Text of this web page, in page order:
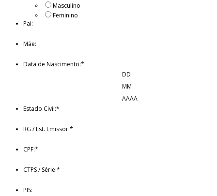
Masculino
Feminino
Pai:
Mãe:
Data de Nascimento:*
DD
MM
AAAA
Estado Civil:*
RG / Est. Emissor:*
CPF:*
CTPS / Série:*
PIS: